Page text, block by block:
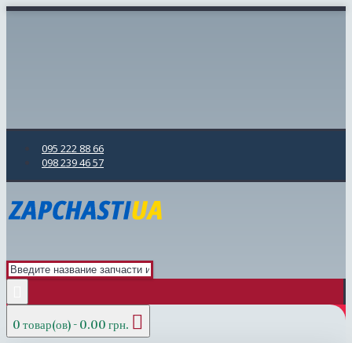
095 222 88 66
098 239 46 57
0 товар(ов) - 0.00 грн.